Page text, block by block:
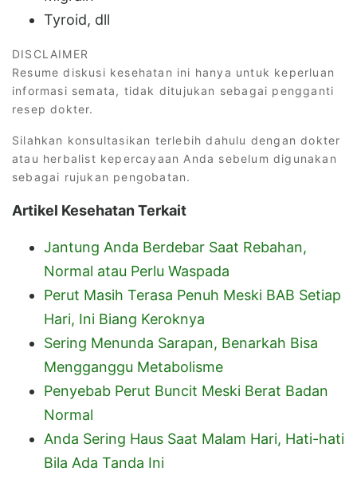
Tyroid, dll
DISCLAIMER
Resume diskusi kesehatan ini hanya untuk keperluan
informasi semata, tidak ditujukan sebagai pengganti
resep dokter.
Silahkan konsultasikan terlebih dahulu dengan dokter
atau herbalist kepercayaan Anda sebelum digunakan
sebagai rujukan pengobatan.
Artikel Kesehatan Terkait
Jantung Anda Berdebar Saat Rebahan,
Normal atau Perlu Waspada
Perut Masih Terasa Penuh Meski BAB Setiap
Hari, Ini Biang Keroknya
Sering Menunda Sarapan, Benarkah Bisa
Mengganggu Metabolisme
Penyebab Perut Buncit Meski Berat Badan
Normal
Anda Sering Haus Saat Malam Hari, Hati-hati
Bila Ada Tanda Ini